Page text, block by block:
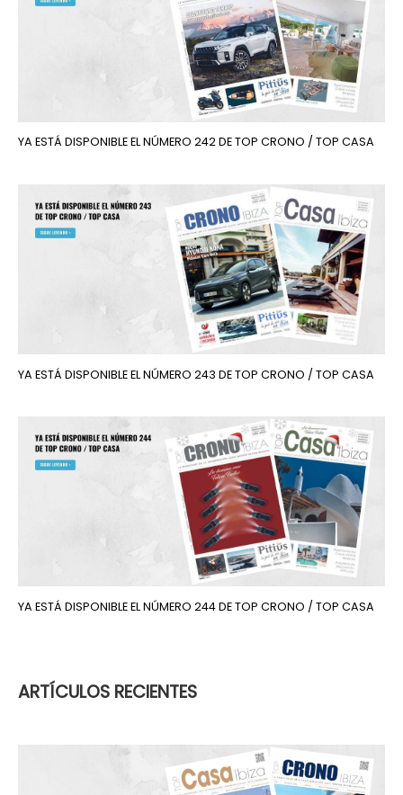
YA ESTÁ DISPONIBLE EL NÚMERO 242 DE TOP CRONO / TOP CASA
YA ESTÁ DISPONIBLE EL NÚMERO 243 DE TOP CRONO / TOP CASA
YA ESTÁ DISPONIBLE EL NÚMERO 244 DE TOP CRONO / TOP CASA
ARTÍCULOS RECIENTES